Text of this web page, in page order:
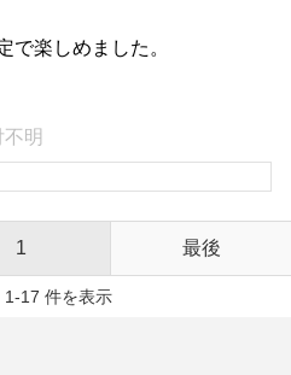
で楽しめました。
不明
1 最後
1-17 件を表示